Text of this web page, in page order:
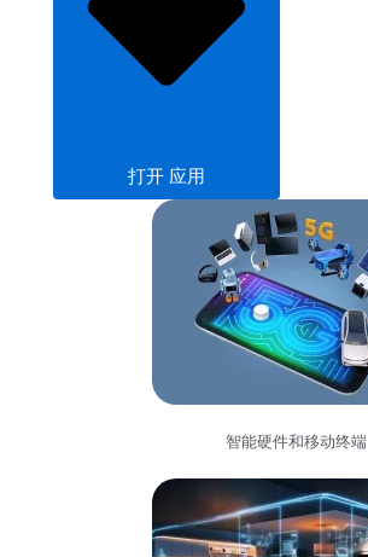
打开 应用
智能硬件和移动终端